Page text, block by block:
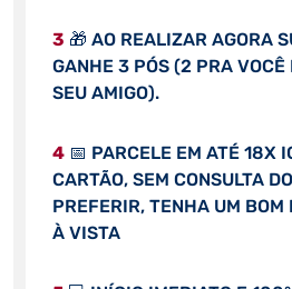
3 🎁 AO REALIZAR AGORA
GANHE 3 PÓS (2 PRA VOCÊ
SEU AMIGO).
4📅 PARCELE EM ATÉ 18X
CARTÃO, SEM CONSULTA
PREFERIR, TENHA UM BOM
À VISTA